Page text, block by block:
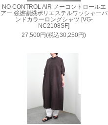
NO CONTROL AIR ノーコントロールエ
アー 強撚割繊ポリエステルワッシャーバ
ンドカラーロングシャツ [VG-
NC2108SF]
27,500円(税込30,250円)